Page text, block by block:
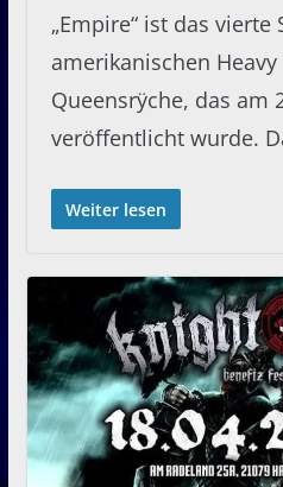
„Empire“ ist das
amerikanischen
Queensrÿche, das am
veröffentlicht wurde.
Weiter lesen